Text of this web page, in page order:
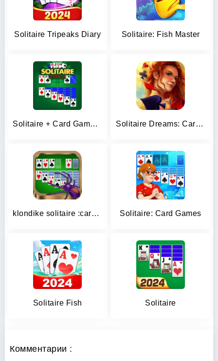
Solitaire Tripeaks Diary Solitaire: Fish Master
Solitaire + Card Game by Zynga Solitaire Dreams: Card Games
klondike solitaire :card shark Solitaire: Card Games
Solitaire Fish Solitaire
Комментарии :